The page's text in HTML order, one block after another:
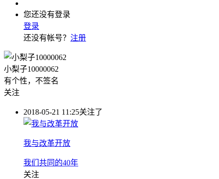
您还没有登录
登录
还没有帐号？ 注册
小梨子10000062
有个性，不签名
关注
2018-05-21 11:25关注了
我与改革开放
我们共同的40年
关注